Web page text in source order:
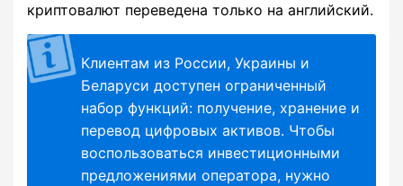
криптовалют переведена только на английский.
Клиентам из России, Украины и
Беларуси доступен ограниченный
набор функций: получение, хранение и
перевод цифровых активов. Чтобы
воспользоваться инвестиционными
предложениями оператора, нужно